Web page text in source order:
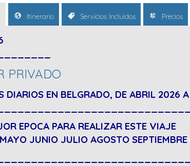
Itinerario Servicios Incluidos Precios
PRIVADO
DIARIOS EN BELGRADO, DE ABRIL 2026
EPOCA PARA REALIZAR ESTE VIAJE
JUNIO JULIO AGOSTO SEPTIEMBRE